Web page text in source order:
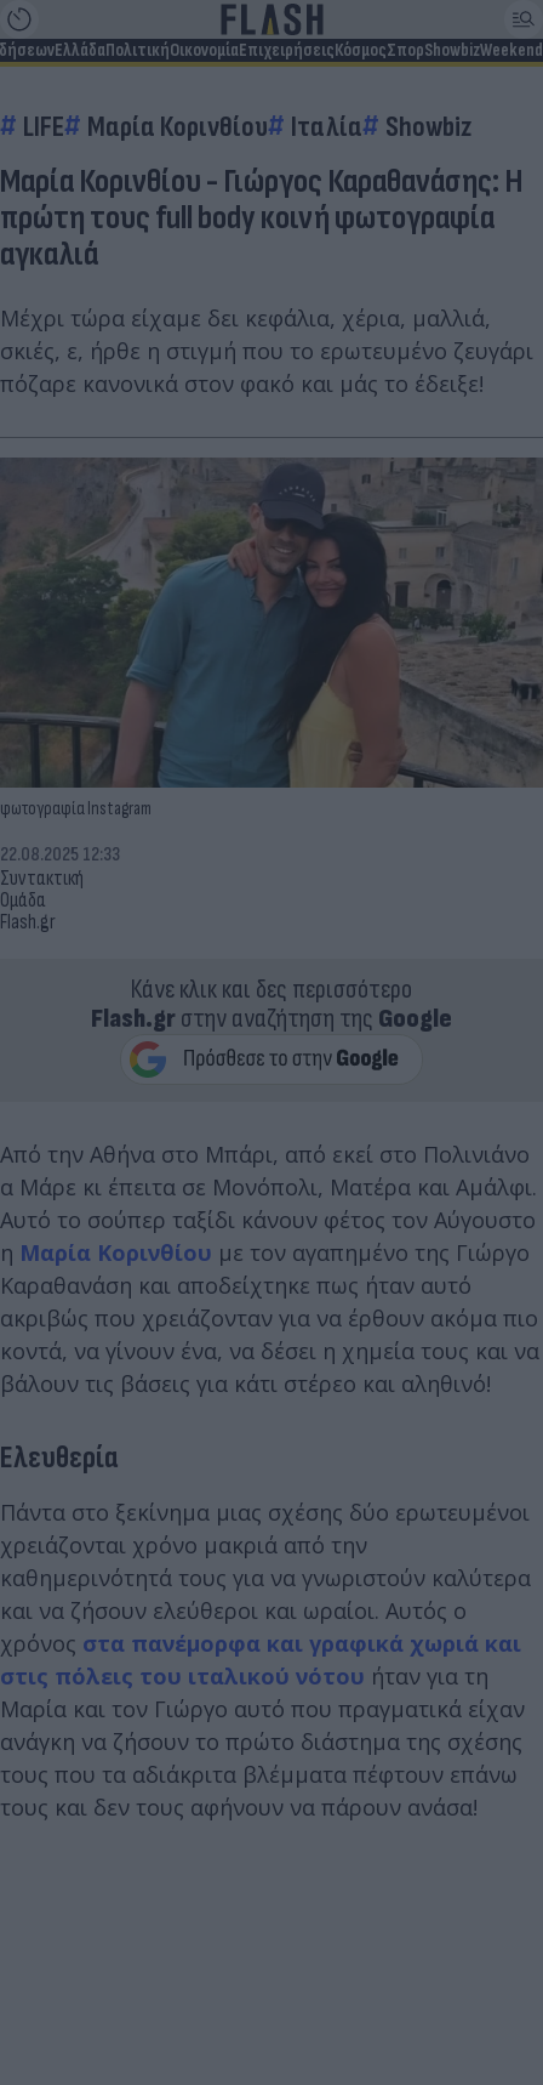
ΕλλάδαΠολιτικήΟικονομίαΕπιχειρήσειςΚόσμοςΣπορShowbizWeekend
LIFE Μαρία Κορινθίου Ιταλία Showbiz
Μαρία Κορινθίου - Γιώργος Καραθανάσης: Η
πρώτη τους full body κοινή φωτογραφία
αγκαλιά
Μέχρι τώρα είχαμε δει κεφάλια, χέρια, μαλλιά,
σκιές, ε, ήρθε η στιγμή που το ερωτευμένο ζευγάρι
πόζαρε κανονικά στον φακό και μάς το έδειξε!
φωτογραφία Instagram
Συντακτική
Ομάδα
Flash.gr
22.08.2025 12:33
Κάνε κλικ και δες περισσότερο
Flash.grστην αναζήτηση της Google
Από την Αθήνα στο Μπάρι, από εκεί στο Πολινιάνο
α Μάρε κι έπειτα σε Μονόπολι, Ματέρα και Αμάλφι.
Αυτό το σούπερ ταξίδι κάνουν φέτος τον Αύγουστο
η Μαρία Κορινθίου με τον αγαπημένο της Γιώργο
Καραθανάση και αποδείχτηκε πως ήταν αυτό
ακριβώς που χρειάζονταν για να έρθουν ακόμα πιο
κοντά, να γίνουν ένα, να δέσει η χημεία τους και να
βάλουν τις βάσεις για κάτι στέρεο και αληθινό!
Ελευθερία
Πάντα στο ξεκίνημα μιας σχέσης δύο ερωτευμένοι
χρειάζονται χρόνο μακριά από την
καθημερινότητά τους για να γνωριστούν καλύτερα
και να ζήσουν ελεύθεροι και ωραίοι. Αυτός ο
χρόνος στα πανέμορφα και γραφικά χωριά και
στις πόλεις του ιταλικού νότου ήταν για τη
Μαρία και τον Γιώργο αυτό που πραγματικά είχαν
ανάγκη να ζήσουν το πρώτο διάστημα της σχέσης
τους που τα αδιάκριτα βλέμματα πέφτουν επάνω
τους και δεν τους αφήνουν να πάρουν ανάσα!